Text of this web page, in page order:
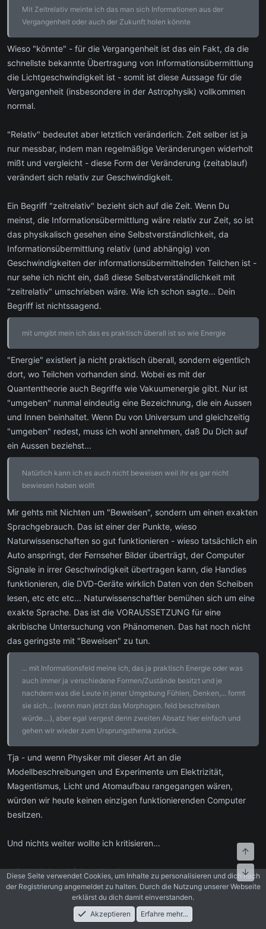
Mit Zeitrelativ meinte ich das man sich Informationen aus der
Vergangenheit oder auch der Zukunft holen könnte
Wieso "könnte" - für die Vergangenheit ist das ein Fakt, da die
schnellste bekannte Übertragung von Informationsübermittlung
die Lichtgeschwindigkeit ist - somit ist diese Aussage für die
Vergangenheit (insbesondere in der Astrophysik) vollkommen
normal.
"Relativ" bedeutet aber letztlich veränderlich. Zeit selber ist ja
nur messbar, indem man regelmäßige Veränderungen widerholt
mißt und vergleicht - diese Form der Veränderung (zeitablauf)
verändert sich relativ zur Geschwindigkeit.
Ein Begriff "zeitrelativ" bezieht sich auf die Zeit. Wenn Du
meinst, die Informationsübermittlung wäre relativ zur Zeit, so ist
das physikalisch gesehen eine Selbstverständlichkeit, da
Informationsübermittlung relativ (und abhängig) von
Geschwindigkeiten der informationsübermittelnden Teilchen ist -
nur sehe ich nicht ein, daß diese Selbstverständlichkeit mit
"zeitrelativ" umschrieben wäre. Wie ich schon sagte... Dein
Begriff ist nichtssagend.
mit umgibt mein ich das es praktisch überall ist so wie Energie
"Energie" existiert ja nicht praktisch überall, sondern eigentlich
dort, wo Teilchen vorhanden sind. Wobei es mit der
Quantentheorie auch Begriffe wie Vakuumenergie gibt. Nur ist
"umgeben" nunmal eindeutig eine Bezeichnung, die ein Aussen
und Innen beinhaltet. Wenn Du von Universum und gleichzeitig
"umgeben" redest, muss ich wohl annehmen, daß Du Dich auf
ein Aussen beziehst...
Natürlich kann ich es auch nicht beweisen weil ihr es gar nicht
bewiesen haben wollt
Mir gehts mit Nichten um "Beweisen", sondern um einen exakten
Sprachgebrauch. Das ist einer der Punkte, wieso
Naturwissenschaften so gut funktionieren - wieso tatsächlich ein
Auto anspringt, der Fernseher Bilder überträgt, der Computer
Signale in irrer Geschwindigkeit übertragen kann, die Handies
funktionieren, die DVD-Geräte wirklich Daten von den Scheiben
lesen, etc etc etc... Naturwissenschaftler bemühen sich um eine
exakte Sprache. Das ist die VORAUSSETZUNG für eine
akribische Untersuchung von Phänomenen. Das hat noch nicht
das geringste mit "Beweisen" zu tun.
... mit Informationsfeld meine ich, das ja praktisch Energie oder was
auch immer ja verschiedene Formen/Zustände besitzt und je
nachdem was die Leute in jener Umgebung Fühlen, Denken,... formt
sie sich... (wenn man jetzt das Morphogen. feld beschreiben
würde....), aber egal vergest denn zweiten Absatz hier einfach und
gehen wir wieder zum Ursprungsthema zurück.
Tja - und wenn Physiker mit dieser Art an die
Modellbeschreibungen und Experimente um Elektrizität,
Magentismus, Licht und Atomaufbau rangegangen wären,
würden wir heute keinen einzigen funktionierenden Computer
besitzen.
Und nichts weiter wollte ich kritisieren...
edit: Und das gleich nochmal:
NightHawk schrieb:
ich habe eine hypothese erstellt, dass 90% allerguten Arbeiter
Aktuelles Anmelden Registrieren
Diese Seite verwendet Cookies, um Inhalte zu personalisieren und dich nach
der Registrierung angemeldet zu halten. Durch die Nutzung unserer Webseite
erklärst du dich damit einverstanden.
Akzeptieren
Erfahre mehr…
Oben